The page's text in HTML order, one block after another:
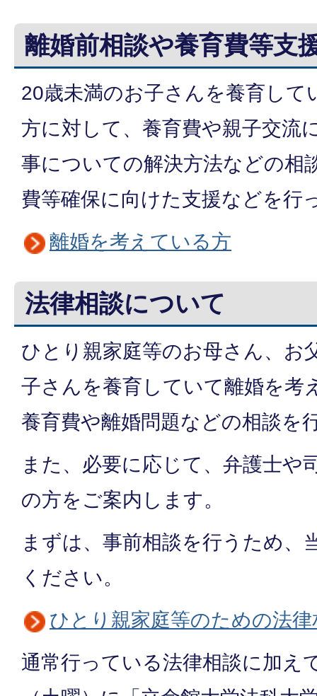
離婚前相談や養育費等支
20歳未満のお子さんを養育して
方に対して、養育費や親子交流
事についての解決方法などの相
費等確保に向けた支援などを行
離婚を考えている方
法律相談について
ひとり親家庭等のお母さん、お
子さんを養育していて離婚を考
養育費や離婚問題などの相談を
また、必要に応じて、弁護士や
の方をご案内します。
まずは、事前相談を行うため、
ください。
ひとり親家庭等のための法
通常行っている法律相談に加え